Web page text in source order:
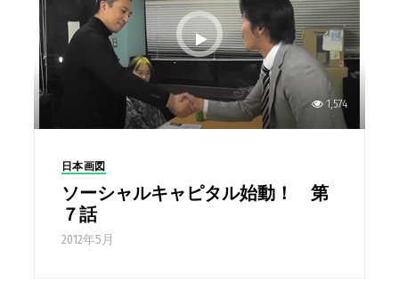
1,574
日本画図
ソーシャルキャピタル始動！ 第
７話
2012年5月